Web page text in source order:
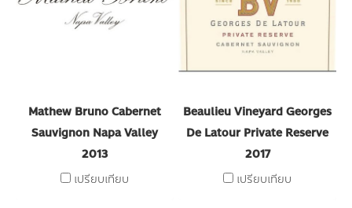
Mathew Bruno Cabernet
Sauvignon Napa Valley
2013
เปรียบเทียบ
Beaulieu Vineyard Georges
De Latour Private Reserve
2017
เปรียบเทียบ